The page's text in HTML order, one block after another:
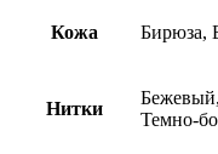
Кожа Бирюза,
Нитки
Темно-